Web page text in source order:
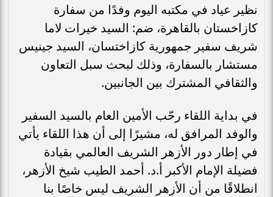
نظير عياد في مكتبه اليوم وفدًا من سفارة
كازاخستان بالقاهرة، ضم: السيد خيرات لاما
شريف سفير جمهورية كازاختسان، السيد جينيس
مستشار بالسفارة، وذلك لبحث سبل التعاون
والثقافي المشترك بين الجانبين.
في بداية اللقاء رحّب الأمين العام بالسيد السفير
والوفد المرافق له، مشيرًا إلى أن هذا اللقاء يأتي
في إطار دور الأزهر الشريف العالمي بقيادة
فضيلة الإمام الأكبر أ.د. أحمد الطيب شيخ الأزهر،
انطلاقًا من أن الأزهر الشريف ليس خاصًا بنا